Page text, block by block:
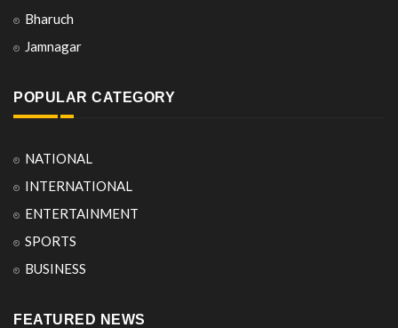
Bharuch
Jamnagar
POPULAR CATEGORY
NATIONAL
INTERNATIONAL
ENTERTAINMENT
SPORTS
BUSINESS
FEATURED NEWS